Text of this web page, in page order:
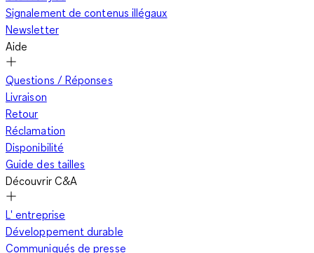
Signalement de contenus illégaux
Newsletter
Aide
Questions / Réponses
Livraison
Retour
Réclamation
Disponibilité
Guide des tailles
Découvrir C&A
L' entreprise
Développement durable
Communiqués de presse